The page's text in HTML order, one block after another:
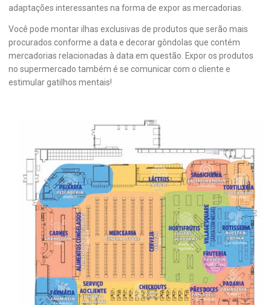
adaptações interessantes na forma de expor as mercadorias.
Você pode montar ilhas exclusivas de produtos que serão mais
procurados conforme a data e decorar gôndolas que contém
mercadorias relacionadas à data em questão. Expor os produtos
no supermercado também é se comunicar com o cliente e
estimular gatilhos mentais!